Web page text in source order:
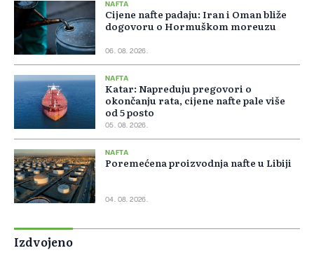
NAFTA
Cijene nafte padaju: Iran i Oman bliže
dogovoru o Hormuškom moreuzu
06. 08. 2026.
NAFTA
Katar: Napreduju pregovori o
okončanju rata, cijene nafte pale više
od 5 posto
05. 08. 2026.
NAFTA
Poremećena proizvodnja nafte u Libiji
04. 08. 2026.
Izdvojeno